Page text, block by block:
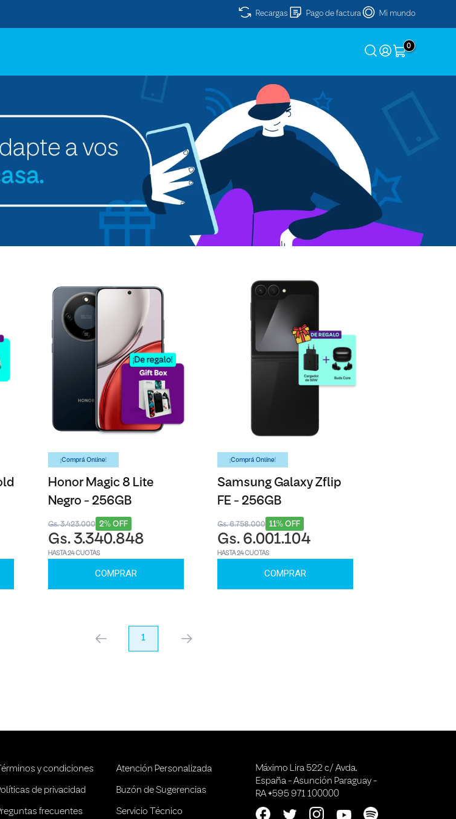
Recargas Pago de factura Mi mundo
0
¡Comprá Online!
Honor Magic 8 Lite
Negro - 256GB
2% OFF
Gs. 3.423.000
Gs. 3.340.848
HASTA 24 CUOTAS
COMPRAR
¡Comprá Online!
Samsung Galaxy Zflip
FE - 256GB
11% OFF
Gs. 6.758.000
Gs. 6.001.104
HASTA 24 CUOTAS
COMPRAR
anterior 1 próximo
Términos y condiciones
de privacidad
frecuentes
Atención Personalizada
Buzón de Sugerencias
Servicio Técnico
Máximo Lira 522 c/ Avda.
España - Asunción Paraguay -
RA +595 971 100000